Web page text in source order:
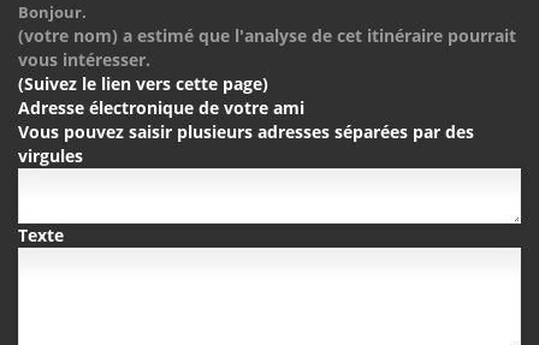
Bonjour.
(votre nom) a estimé que l'analyse de cet itinéraire pourrait
vous intéresser.
(Suivez le lien vers cette page)
Adresse électronique de votre ami
Vous pouvez saisir plusieurs adresses séparées par des
virgules
Texte